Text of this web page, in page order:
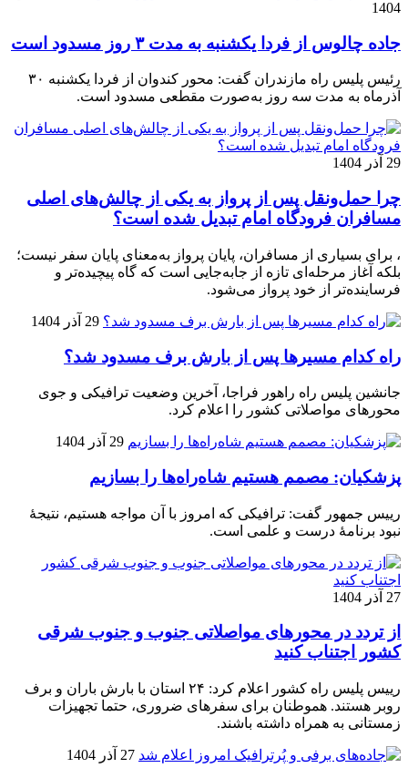
1404
جاده چالوس از فردا یکشنبه به مدت ۳ روز مسدود است
رئیس پلیس راه مازندران گفت: محور کندوان از فردا یکشنبه ۳۰
آذرماه به مدت سه روز به‌صورت مقطعی مسدود است.
29 آذر 1404
چرا حمل‌ونقل پس از پرواز به یکی از چالش‌های اصلی
مسافران فرودگاه امام تبدیل شده است؟
، برای بسیاری از مسافران، پایان پرواز به‌معنای پایان سفر نیست؛
بلکه آغاز مرحله‌ای تازه از جابه‌جایی است که گاه پیچیده‌تر و
فرساینده‌تر از خود پرواز می‌شود.
29 آذر 1404
راه کدام مسیرها پس از بارش برف مسدود شد؟
جانشین پلیس راه راهور فراجا، آخرین وضعیت ترافیکی و جوی
محورهای مواصلاتی کشور را اعلام کرد.
29 آذر 1404
پزشکیان: مصمم هستیم شاه‌راه‌ها را بسازیم
رییس جمهور گفت: ترافیکی که امروز با آن مواجه هستیم، نتیجۀ
نبود برنامۀ درست و علمی است.
27 آذر 1404
از تردد در محورهای مواصلاتی جنوب و جنوب شرقی
کشور اجتناب کنید
رییس پلیس راه کشور اعلام کرد: ۲۴ استان با بارش باران و برف
روبر هستند. هموطنان برای سفرهای ضروری، حتما تجهیزات
زمستانی به همراه داشته باشند.
27 آذر 1404